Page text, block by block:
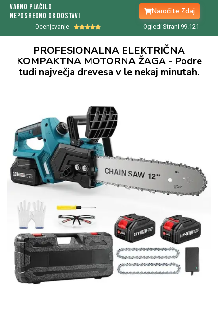
Varno plačilo
Neposredno ob dostavi
Naročite Zdaj
Ocenjevanje  Ogledi Strani 99.122
PROFESIONALNA ELEKTRIČNA
KOMPAKTNA MOTORNA ŽAGA - Podre
tudi največja drevesa v le nekaj minutah.